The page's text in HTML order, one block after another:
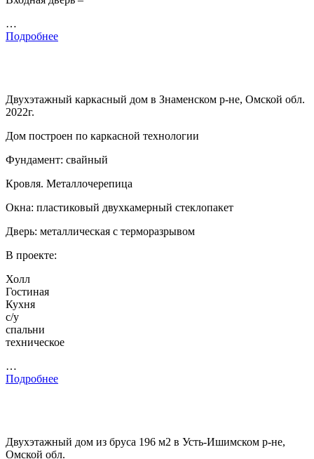
…
Подробнее
Двухэтажный каркасный дом в Знаменском р-не, Омской обл.
2022г.
Дом построен по каркасной технологии
Фундамент: свайный
Кровля. Металлочерепица
Окна: пластиковый двухкамерный стеклопакет
Дверь: металлическая с терморазрывом
В проекте:
Холл
Гостиная
Кухня
с/у
спальни
техническое
…
Подробнее
Двухэтажный дом из бруса 196 м2 в Усть-Ишимском р-не,
Омской обл.